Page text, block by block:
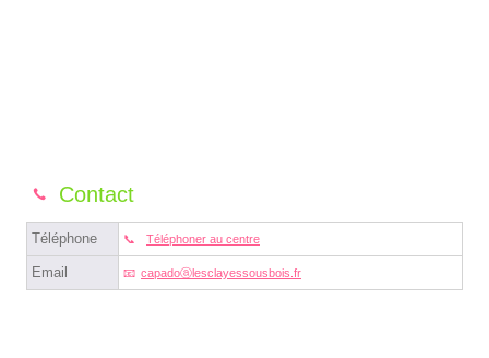
Contact
Téléphone Téléphoner au centre
Email capadoⓐlesclayessousbois.fr